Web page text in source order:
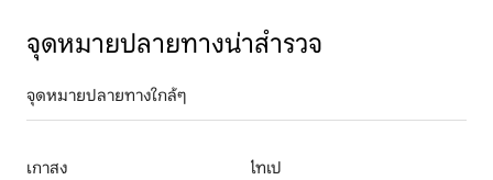
จุดหมายปลายทางน่าสำรวจ
จุดหมายปลายทางใกล้ๆ
เกาสง
ไทเป